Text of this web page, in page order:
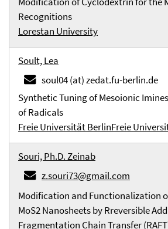
Recognitions
Lorestan University
Soult, Lea
soul04 (at) zedat.fu-berlin.de
Synthetic Tuning of Mesoionic
of Radicals
Freie Universität BerlinFreie
Souri, Ph.D. Zeinab
z.souri73@gmail.com
Modification and Functionalization
MoS2 Nanosheets by Rreversible
Fragmentation Chain Transfer